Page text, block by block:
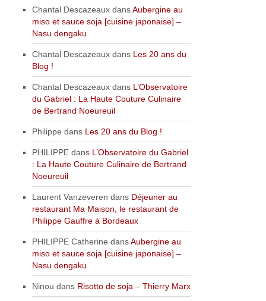
Chantal Descazeaux dansAubergine au
miso et sauce soja [cuisine japonaise] –
Nasu dengaku
Chantal Descazeaux dans Les 20 ans du
Blog !
Chantal Descazeaux dans L’Observatoire
du Gabriel : La Haute Couture Culinaire
de Bertrand Noeureuil
Philippe dans Les 20 ans du Blog !
PHILIPPE dans L’Observatoire du Gabriel
: La Haute Couture Culinaire de Bertrand
Noeureuil
Laurent Vanzeveren dans Déjeuner au
restaurant Ma Maison, le restaurant de
Philippe Gauffre à Bordeaux
PHILIPPE Catherine dansAubergine au
miso et sauce soja [cuisine japonaise] –
Nasu dengaku
Ninou dans Risotto de soja – Thierry Marx